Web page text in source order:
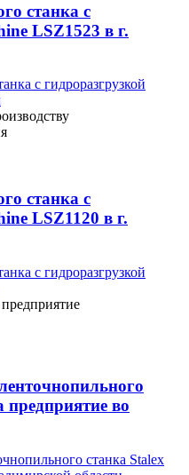
станка c
LSZ1523 в г.
станка c
LSZ1120 в г.
предприятие во